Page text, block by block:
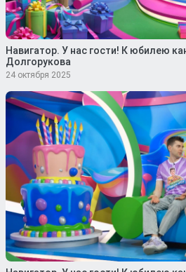
Навигатор. У нас гости! К юбилею
Долгорукова
24 октября 2025